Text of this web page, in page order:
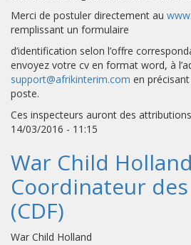
Merci de postuler directement au
remplissant un formulaire
d’identification selon l’offre
envoyez votre cv en format word, à
support@afrikinterim.com en
poste.
Ces inspecteurs auront des
14/03/2016 - 11:15
War Child
Coordinateur
(CDF)
War Child Holland